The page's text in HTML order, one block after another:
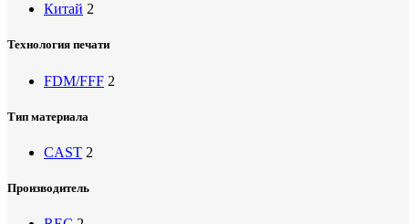
Китай 2
Технология печати
FDM/FFF 2
Тип материала
CAST 2
Производитель